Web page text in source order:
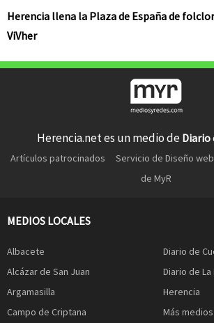
Herencia llena la Plaza de España de
ViVher
Herencia.net es un medio de Diario
Artículos patrocinados Servicio de Diseño web
de MyR
MEDIOS LOCALES
Albacete
Alcázar de San Juan
Argamasilla
Campo de Criptana
Diario de
Diario de La
Herencia
Más